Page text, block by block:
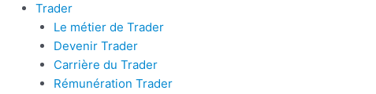
Trader
Le métier de Trader
Devenir Trader
Carrière du Trader
Rémunération Trader